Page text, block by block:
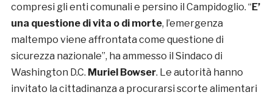
compresi gli enti comunali e persino il Campidoglio. “E’
una questione di vita o di morte, l’emergenza
maltempo viene affrontata come questione di
sicurezza nazionale”, ha ammesso il Sindaco di
Washington D.C. Muriel Bowser. Le autorità hanno
invitato la cittadinanza a procurarsi scorte alimentari